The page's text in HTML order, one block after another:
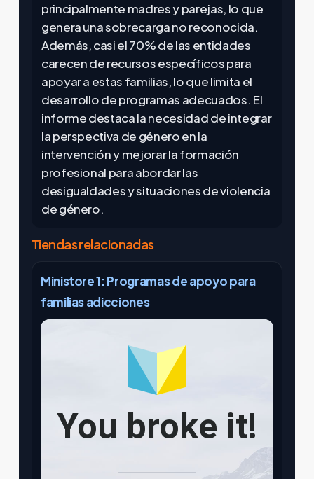
principalmente madres y parejas, lo que
genera una sobrecarga no reconocida.
Además, casi el 70% de las entidades
carecen de recursos específicos para
apoyar a estas familias, lo que limita el
desarrollo de programas adecuados. El
informe destaca la necesidad de integrar
la perspectiva de género en la
intervención y mejorar la formación
profesional para abordar las
desigualdades y situaciones de violencia
de género.
Tiendas relacionadas
Ministore 1: Programas de apoyo para
familias adicciones